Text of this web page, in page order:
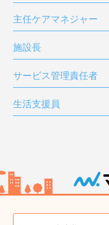
主任ケアマネジャー
施設長
サービス管理責任者
生活支援員